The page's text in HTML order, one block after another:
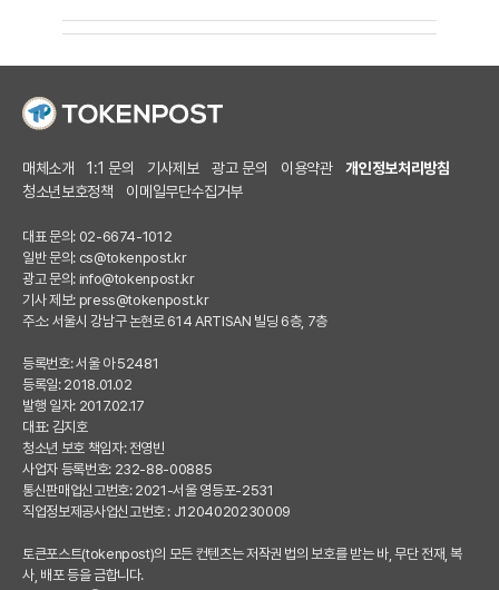
매체소개 1:1 문의 기사제보 광고 문의 이용약관
개인정보처리방침
청소년보호정책
이메일무단수집거부
대표 문의: 02-6674-1012
일반 문의: cs@tokenpost.kr
광고 문의: info@tokenpost.kr
기사 제보: press@tokenpost.kr
주소: 서울시 강남구 논현로 614 ARTISAN 빌딩 6층, 7층
등록번호: 서울 아 52481
등록일: 2018.01.02
발행 일자: 2017.02.17
대표: 김지호
청소년 보호 책임자: 전영빈
사업자 등록번호: 232-88-00885
통신판매업신고번호: 2021-서울 영등포-2531
직업정보제공사업신고번호 : J1204020230009
토큰포스트(tokenpost)의 모든 컨텐츠는 저작권 법의 보호를 받는 바, 무단 전재, 복
사, 배포 등을 금합니다.